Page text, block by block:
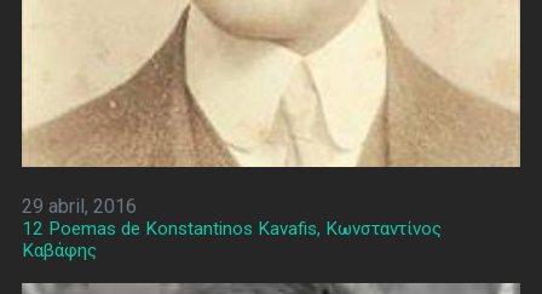
29 abril, 2016
12 Poemas de Konstantinos Kavafis, Κωνσταντίνος
Καβάφης